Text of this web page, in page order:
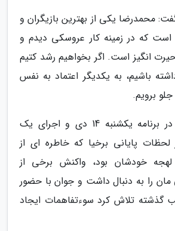
محمدرضا یکی از بهترین بازیگران و
که در زمینه کار عروسکی دیدم و
انگیز است. اگر بخواهیم رشد کتیم
باشیم، به یکدیگر اعتماد به نفس
برویم.
حضور رامبد جوان در برنامه یکشنبه 14 دی و اجرای یک
پایانی برخیا که خاطره ای از
خودشان بود، واکنش برخی از
را به دنبال داشت و جوان با حضور
گذشته تلاش کرد سوءتفاهمات ایجاد